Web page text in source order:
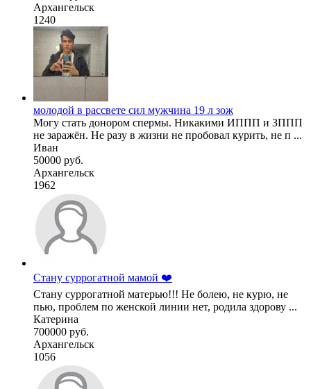
Архангельск
1240
молодой в рассвете сил мужчина 19 л зож
Могу стать донором спермы. Никакими ИППП и ЗППП
не заражён. Не разу в жизни не пробовал курить, не п ...
Иван
50000 руб.
Архангельск
1962
Стану суррогатной мамой ❤️
Стану суррогатной матерью!!! Не болею, не курю, не
пью, проблем по женской линии нет, родила здорову ...
Катерина
700000 руб.
Архангельск
1056